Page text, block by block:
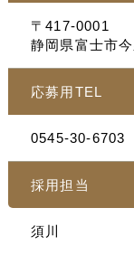
〒417-0001
静岡県富士市
応募用TEL
0545-30-6703
採用担当
須川